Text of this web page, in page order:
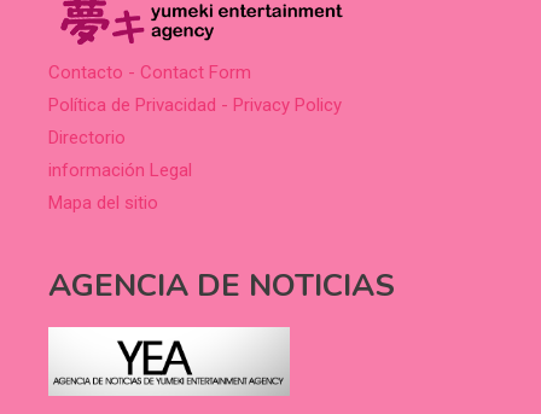
Contacto - Contact Form
Política de Privacidad - Privacy Policy
Directorio
información Legal
Mapa del sitio
AGENCIA DE NOTICIAS